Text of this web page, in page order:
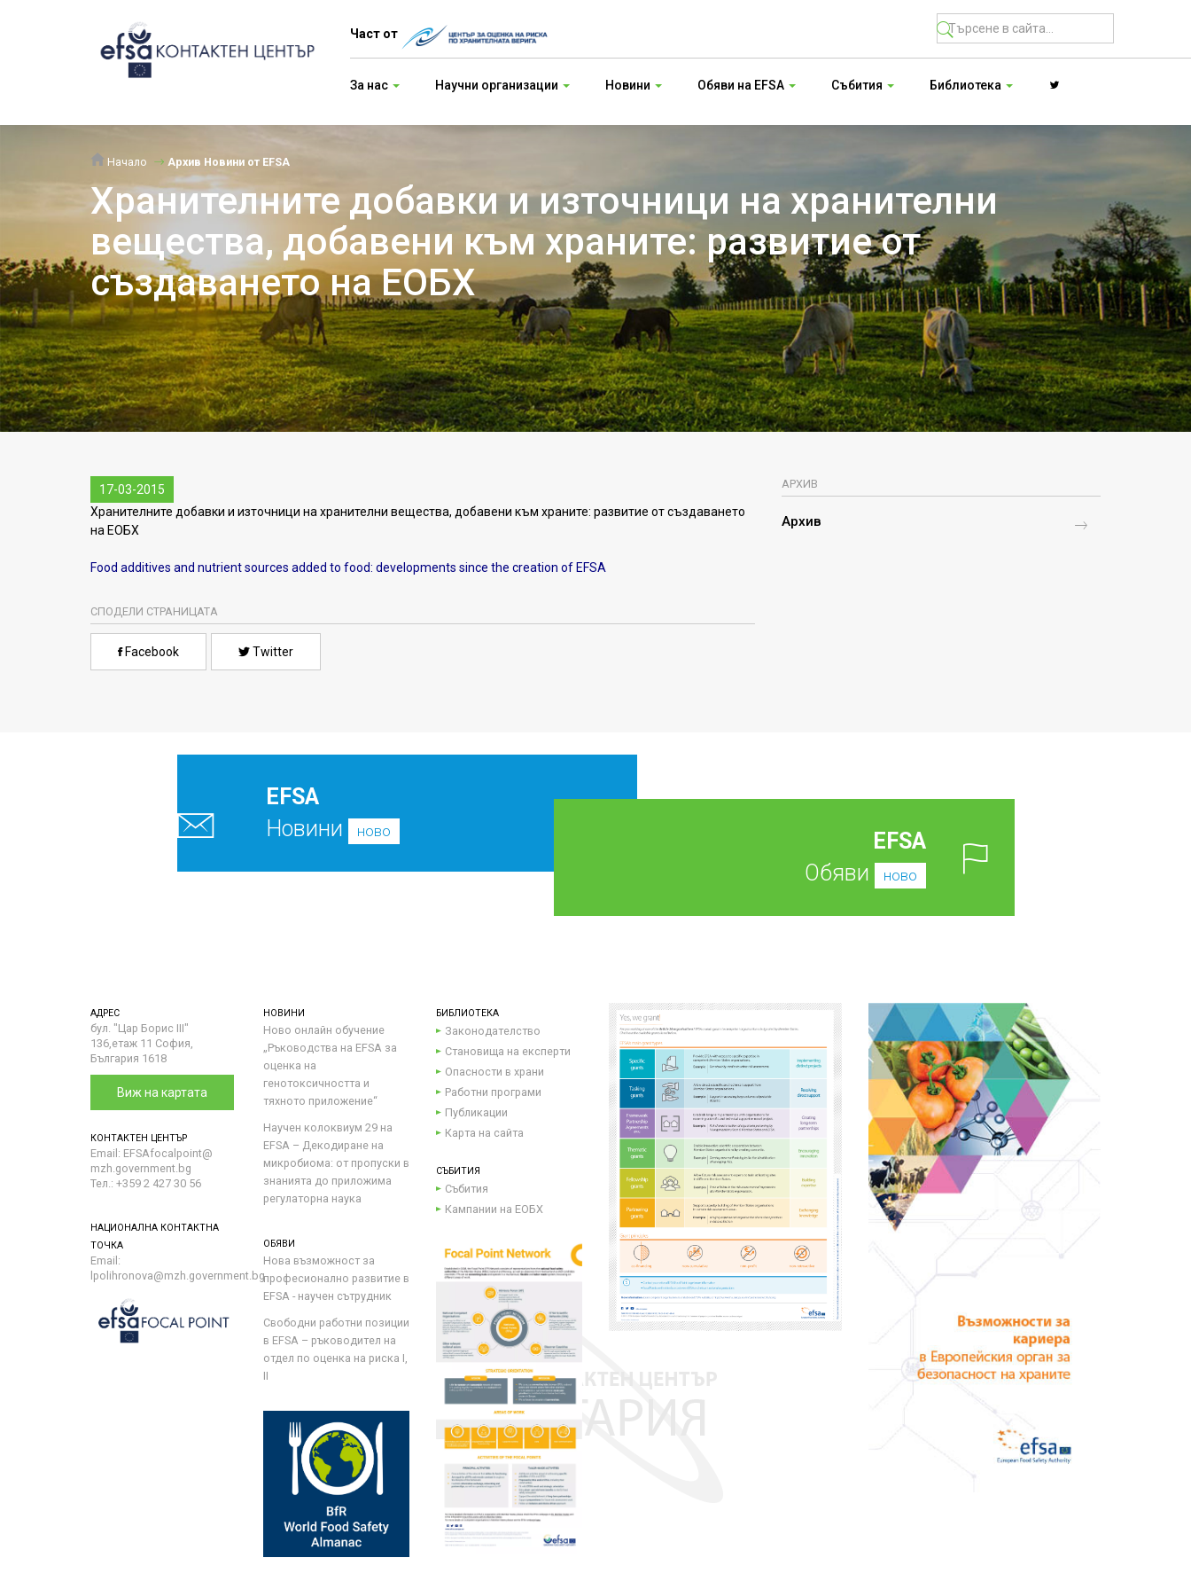
Част от
За нас Научни организации Новини Обяви на EFSA Събития Библиотека
Начало Архив Новини от EFSA
Хранителните добавки и източници на хранителни
вещества, добавени към храните: развитие от
създаването на ЕОБХ
17-03-2015
Хранителните добавки и източници на хранителни вещества, добавени към храните: развитие от създаването
на ЕОБХ
Food additives and nutrient sources added to food: developments since the creation of EFSA
СПОДЕЛИ СТРАНИЦАТА
Facebook Twitter
АРХИВ
Архив
EFSA
Новини
ново
EFSA
Обяви
ново
АДРЕС
бул. "Цар Борис III"
136,етаж 11 София,
България 1618
Виж на картата
КОНТАКТЕН ЦЕНТЪР
Email: EFSAfocalpoint@
mzh.government.bg
Тел.: +359 2 427 30 56
НАЦИОНАЛНА КОНТАКТНА
ТОЧКА
Email:
lpolihronova@mzh.government.bg
НОВИНИ
Ново онлайн обучение
„Ръководства на ЕFSA за
оценка на
генотоксичността и
тяхното приложение“
Научен колоквиум 29 на
EFSA – Декодиране на
микробиома: от пропуски в
знанията до приложима
регулаторна наука
ОБЯВИ
Нова възможност за
професионално развитие в
EFSA - научен сътрудник
Свободни работни позиции
в EFSA – ръководител на
отдел по оценка на риска I,
II
БИБЛИОТЕКА
Законодателство
Становища на експерти
Опасности в храни
Работни програми
Публикации
Карта на сайта
СЪБИТИЯ
Събития
Кампании на ЕОБХ